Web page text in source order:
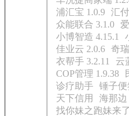
浦汇宝 1.0.9 汇
众能联合 3.1.0
小博智造 4.15.1
佳业云 2.0.6 奇
衣帮手 3.2.11
云
COP管理 1.9.38
诊疗助手 锤子便
天下信用
海那边
找你妹之跑妹来